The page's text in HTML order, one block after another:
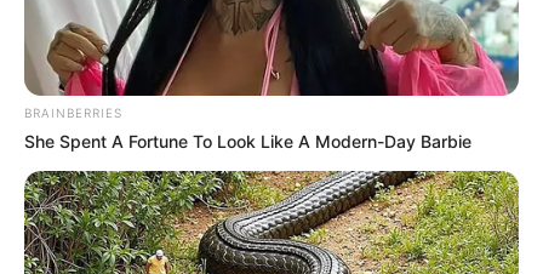
BRAINBERRIES
She Spent A Fortune To Look Like A Modern-Day Barbie